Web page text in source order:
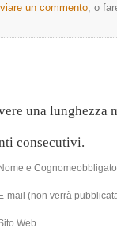
un commento , o
una lunghezza
consecutivi.
Nome e
E-mail (non verrà
Web